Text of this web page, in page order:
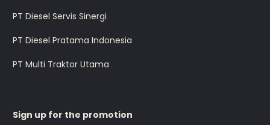
PT Diesel Servis Sinergi
PT Diesel Pratama Indonesia
PT Multi Traktor Utama
Sign up for the promotion